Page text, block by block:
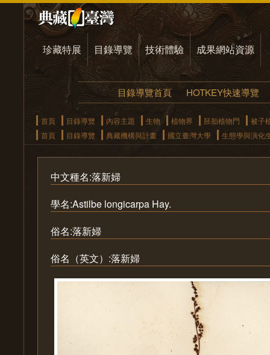
珍藏特展 目錄導覽 技術體驗 成果網站資源
目錄導覽首頁 HOTKEY快速導覽
首頁 目錄導覽 內容主題 生物 植物界 胚胎植物門
被子
首頁
目錄導覽 典藏機構與計畫 國立臺灣大學 生態學與演化
中文種名:落新婦
學名:Astilbe longicarpa Hay.
俗名:落新婦
俗名（英文）:落新婦